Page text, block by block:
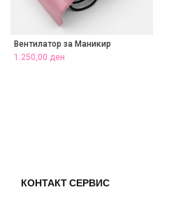
Вентилатор за Маникир
1.250,00 ден
КОНТАКТ СЕРВИС